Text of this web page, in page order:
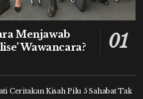
Menjawab
Wawancara?
Ceritakan Kisah Pilu 5 Sahabat Tak